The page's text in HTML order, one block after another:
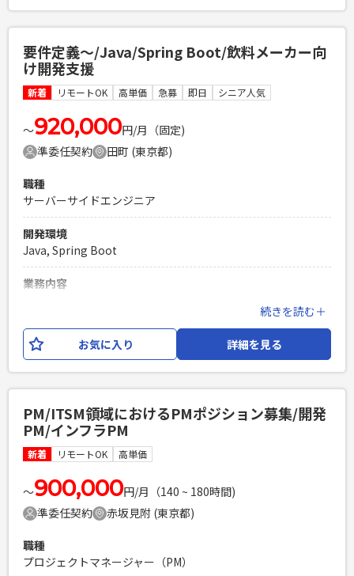
PHPを用いたWebサービスの開発経験4年以上
Laravelを用いた開発経験1年以上
エンジニア複数人のチームでの開発経験
要件定義〜/Java/Spring Boot/飲料メーカー向
け開発支援
新着 リモートOK 高単価 急募 即日 シニア人気
〜920,000円/月（固定)
準委任契約
田町 (東京都)
職種
サーバーサイドエンジニア
開発環境
Java, Spring Boot
業務内容
していただきます。 技術的な要望を論点整理しながら、方針
決めをしていただく役割を担っていただきます。 開発チーム
が全部で5チームあり、それぞれのリーダークラスとコミュニ
必須スキル
・技術に詳しい情シス部門からの技術的な指摘・問い合わせ
に回答できる方（★最重要） ・要件定義以降の経験 ・開発経
験10年以上 ・Java(Spring Boot)開発経験 ・顧客折衝経験
PHPを用いたWebサービスの開発経験4年以上
Laravelを用いた開発経験1年以上
エンジニア複数人のチームでの開発経験
続きを読む＋
お気に入り 詳細を見る
PM/ITSM領域におけるPMポジション募集/開発
PM/インフラPM
新着 リモートOK 高単価
〜900,000円/月（140 ~ 180時間)
準委任契約
赤坂見附 (東京都)
職種
プロジェクトマネージャー（PM）